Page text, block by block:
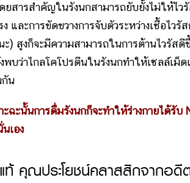
สารสำคัญในรังนกสามารถยับยั้งไม่ให้ไว
ง และการขัดขวางการจับตัวระหว่างเชื้อไ
ะ) สูงก็จะมีความสามารถในการต้านไวรัส
พบว่าไกลโคโปรตีนในรังนกทำให้เซลล์เม็
น
ะฉะนั้นการดื่มรังนกก็จะทำให้ร่างกายได้รั
เอง
ท้ คุณประโยชน์คลาสสิกจากอ